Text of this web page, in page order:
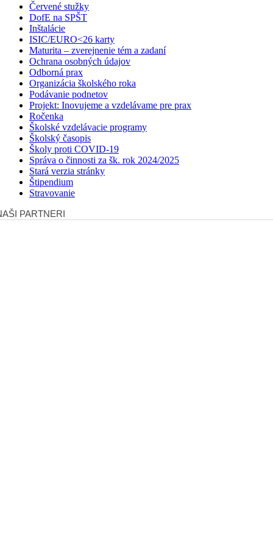
Červené stužky
DofE na SPŠT
Inštalácie
ISIC/EURO<26 karty
Maturita – zverejnenie tém a zadaní
Ochrana osobných údajov
Odborná prax
Organizácia školského roka
Podávanie podnetov
Projekt: Inovujeme a vzdelávame pre prax
Ročenka
Školské vzdelávacie programy
Školský časopis
Školy proti COVID-19
Správa o činnosti za šk. rok 2024/2025
Stará verzia stránky
Štipendium
Stravovanie